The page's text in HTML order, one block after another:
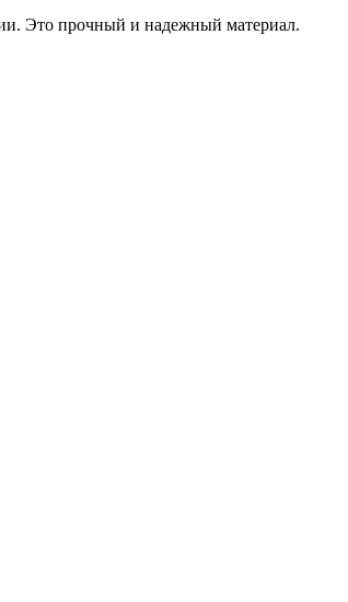
Это прочный и надежный материал.